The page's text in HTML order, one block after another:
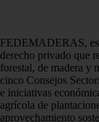
FEDEMADERAS,
derecho privado que
forestal, de madera y
cinco Consejos
e iniciativas
agrícola de
aprovechamiento